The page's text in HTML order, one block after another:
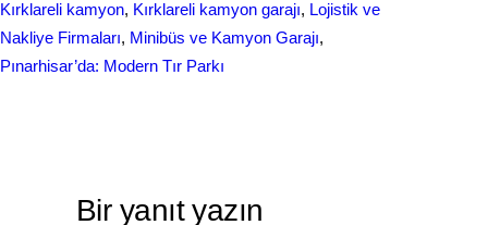
Kırklareli kamyon, Kırklareli kamyon garajı, Lojistik ve
Nakliye Firmaları, Minibüs ve Kamyon Garajı
Pınarhisar’da: Modern Tır Parkı
Bir yanıt yazın